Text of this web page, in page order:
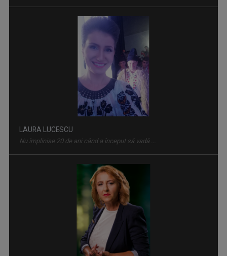
Părintele Marius Resceanu și invitații săi ...
DIANA BOGEA
Pasiunea pentru călătorii o are de când se ...